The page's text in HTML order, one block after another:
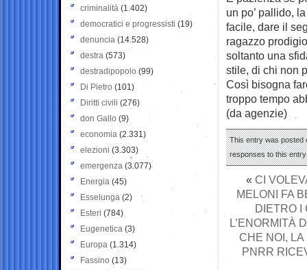
un po’ pallido,
facile, dare il
ragazzo
soltanto una
stile, di chi non
Così bisogna
troppo tempo
(da agenzie)
This entry was posted
responses to this
« CI
MELONI FA
DIETRO I
L’ENORMITÀ
CHE NOI,
PNRR
criminalità (1.402)
democratici e progressisti (19)
denuncia (14.528)
destra (573)
destradipopolo (99)
Di Pietro (101)
Diritti civili (276)
don Gallo (9)
economia (2.331)
elezioni (3.303)
emergenza (3.077)
Energia (45)
Esselunga (2)
Esteri (784)
Eugenetica (3)
Europa (1.314)
Fassino (13)